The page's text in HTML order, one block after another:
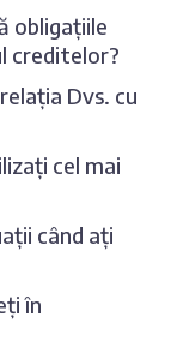
obligațiile
creditelor?
Dvs. cu
cel mai
când ați
în